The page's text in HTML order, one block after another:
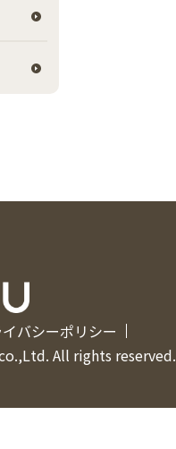
バシーポリシー
All rights reserved.